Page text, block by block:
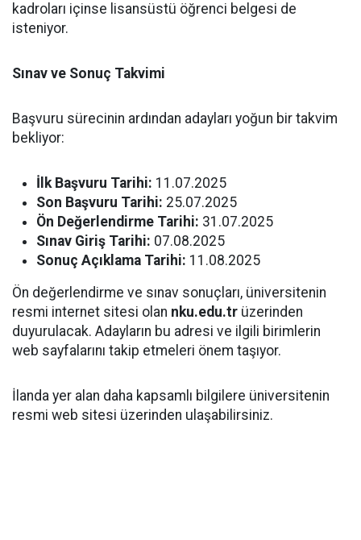
kadroları içinse lisansüstü öğrenci belgesi de
isteniyor.
Sınav ve Sonuç Takvimi
Başvuru sürecinin ardından adayları yoğun bir takvim
bekliyor:
İlk Başvuru Tarihi: 11.07.2025
Son Başvuru Tarihi: 25.07.2025
Ön Değerlendirme Tarihi: 31.07.2025
Sınav Giriş Tarihi: 07.08.2025
Sonuç Açıklama Tarihi: 11.08.2025
Ön değerlendirme ve sınav sonuçları, üniversitenin
resmi internet sitesi olan nku.edu.tr üzerinden
duyurulacak. Adayların bu adresi ve ilgili birimlerin
web sayfalarını takip etmeleri önem taşıyor.
İlanda yer alan daha kapsamlı bilgilere üniversitenin
resmi web sitesi üzerinden ulaşabilirsiniz.